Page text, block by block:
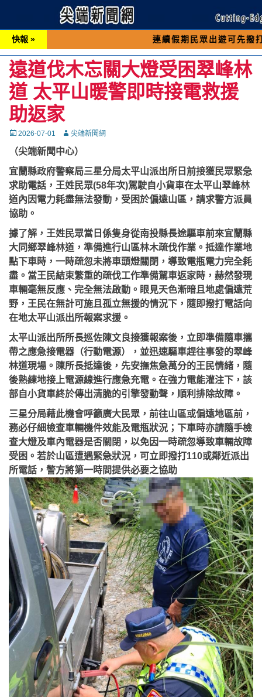
快報 » 連續假期民眾出遊可先撥打交通 「
遠道伐木忘關大燈受困翠峰林
道 太平山暖警即時接電救援
助返家
Posted
2026-07-01 Autor尖端新聞網
（尖端新聞中心）
宜蘭縣政府警察局三星分局太平山派出所日前接獲民眾緊急
求助電話，王姓民眾(58年次)駕駛自小貨車在太平山翠峰林
道內因電力耗盡無法發動，受困於偏遠山區，請求警方派員
協助。
據了解，王姓民眾當日係隻身從南投縣長途驅車前來宜蘭縣
大同鄉翠峰林道，準備進行山區林木疏伐作業。抵達作業地
點下車時，一時疏忽未將車頭燈關閉，導致電瓶電力完全耗
盡。當王民結束繁重的疏伐工作準備駕車返家時，赫然發現
車輛毫無反應、完全無法啟動。眼見天色漸暗且地處偏遠荒
野，王民在無計可施且孤立無援的情況下，隨即撥打電話向
在地太平山派出所報案求援。
太平山派出所所長巡佐陳文良接獲報案後，立即準備隨車攜
帶之應急接電器（行動電源），並迅速驅車趕往事發的翠峰
林道現場。陳所長抵達後，先安撫焦急萬分的王民情緒，隨
後熟練地接上電源線進行應急充電。在強力電能灌注下，該
部自小貨車終於傳出清脆的引擎發動聲，順利排除故障。
三星分局藉此機會呼籲廣大民眾，前往山區或偏遠地區前，
務必仔細檢查車輛機件效能及電瓶狀況；下車時亦請隨手檢
查大燈及車內電器是否關閉，以免因一時疏忽導致車輛故障
受困。若於山區遭遇緊急狀況，可立即撥打110或鄰近派出
所電話，警方將第一時間提供必要之協助